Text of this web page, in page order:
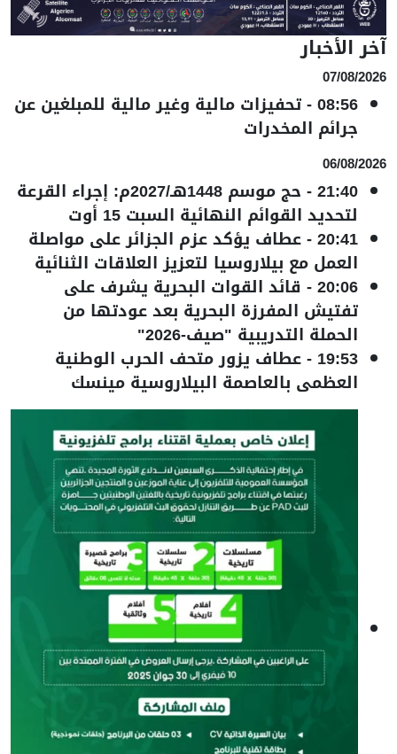
آخر الأخبار
07/08/2026
08:56
-تحفيزات مالية وغير مالية للمبلغين عن
جرائم المخدرات
06/08/2026
21:40
- حج موسم 1448هـ/2027م: إجراء القرعة
لتحديد القوائم النهائية السبت 15 أوت
20:41
-عطاف يؤكد عزم الجزائر على مواصلة
العمل مع بيلاروسيا لتعزيز العلاقات الثنائية
20:06
- قائد القوات البحرية يشرف على
تفتيش المفرزة البحرية بعد عودتها من
الحملة التدريبية "صيف-2026"
19:53
-عطاف يزور متحف الحرب الوطنية
العظمى بالعاصمة البيلاروسية مينسك